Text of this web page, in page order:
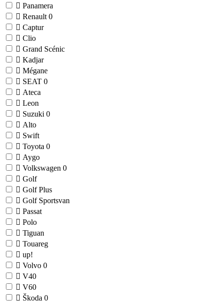
Panamera
Renault 0
Captur
Clio
Grand Scénic
Kadjar
Mégane
SEAT 0
Ateca
Leon
Suzuki 0
Alto
Swift
Toyota 0
Aygo
Volkswagen 0
Golf
Golf Plus
Golf Sportsvan
Passat
Polo
Tiguan
Touareg
up!
Volvo 0
V40
V60
Škoda 0